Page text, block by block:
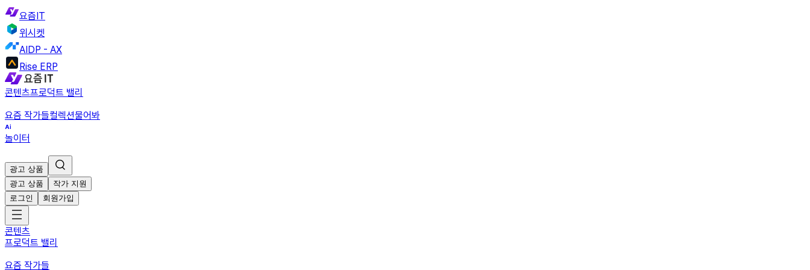
요즘IT
위시켓
AIDP - AX
Rise ERP
콘텐츠프로덕트 밸리
요즘 작가들컬렉션물어봐
놀이터
광고 상품
광고 상품
작가 지원
로그인
회원가입
콘텐츠
프로덕트 밸리
요즘 작가들